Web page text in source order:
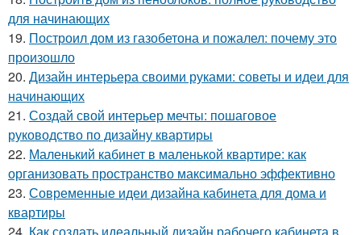
для начинающих
19. Построил дом из газобетона и пожалел: почему это
произошло
20. Дизайн интерьера своими руками: советы и идеи для
начинающих
21. Создай свой интерьер мечты: пошаговое
руководство по дизайну квартиры
22. Маленький кабинет в маленькой квартире: как
организовать пространство максимально эффективно
23. Современные идеи дизайна кабинета для дома и
квартиры